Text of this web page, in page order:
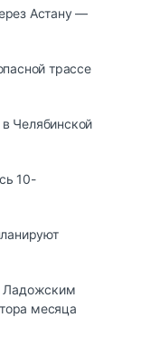
Астану —
трассе
Челябинской
10-
Ладожским
месяца